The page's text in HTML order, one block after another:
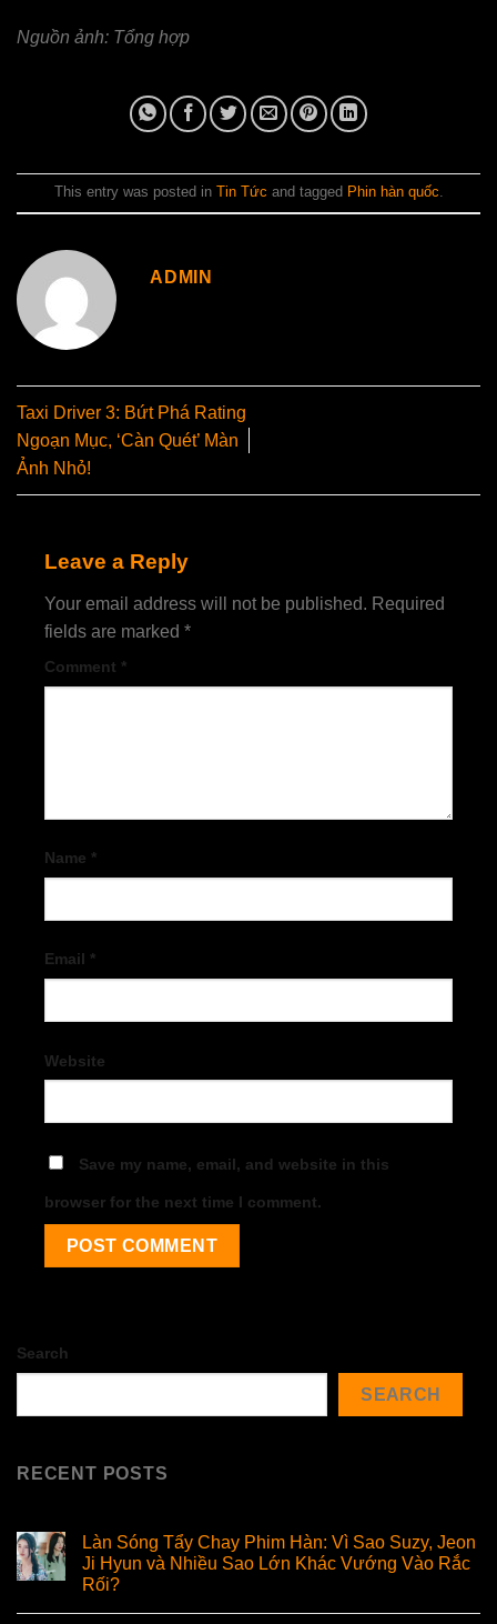
Nguồn ảnh: Tổng hợp
This entry was posted in Tin Tức and tagged Phin hàn quốc.
ADMIN
Taxi Driver 3: Bứt Phá Rating
Ngoạn Mục, ‘Càn Quét’ Màn
Ảnh Nhỏ!
Leave a Reply
Your email address will not be published. Required
fields are marked *
Comment *
Name *
Email *
Website
Save my name, email, and website in this
browser for the next time I comment.
Search
SEARCH
RECENT POSTS
Làn Sóng Tẩy Chay Phim Hàn: Vì Sao Suzy, Jeon
Ji Hyun và Nhiều Sao Lớn Khác Vướng Vào Rắc
Rối?